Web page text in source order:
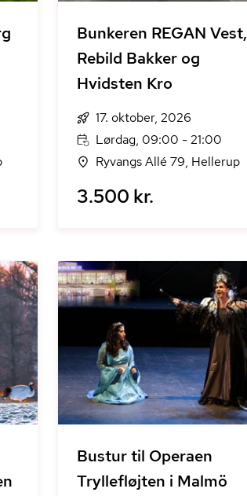
Bunkeren REGAN Vest,
Rebild Bakker og
Hvidsten Kro
17. oktober, 2026
Lørdag, 09:00 - 21:00
Ryvangs Allé 79, Hellerup
3.500 kr.
Bustur til Operaen
Tryllefløjten i Malmö